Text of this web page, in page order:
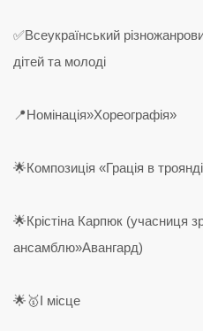
✅Всеукраїнський
дітей та молоді
📍Номінація»Хореографія»
🌟Композиція «Грація в
🌟Крістіна Карпюк (учасниця
ансамблю»Авангард)
🌟🥇І місце